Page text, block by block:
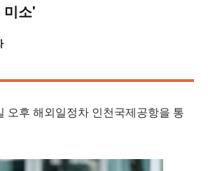
소'
오후 해외일정차 인천국제공항을 통